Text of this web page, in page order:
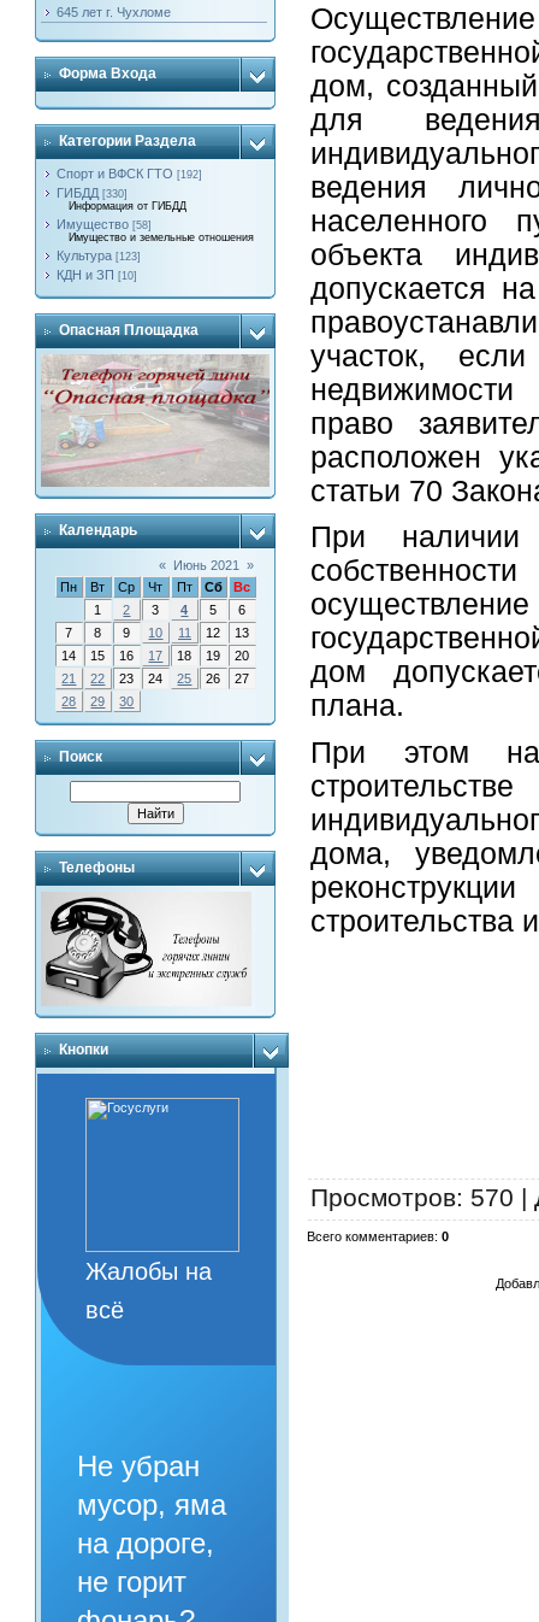
645 лет г. Чухломе
Форма Входа
Категории Раздела
Спорт и ВФСК ГТО [192]
ГИБДД [330]
Информация от ГИБДД
Имущество [58]
Имущество и земельные отношения
Культура [123]
КДН и ЗП [10]
Опасная Площадка
Календарь
« Июнь 2021
»
Пн
Вт Ср Чт Пт Сб
Вс
1
2 3 4 5
6
7
8 9 10 11 12
13
14
15 16 17 18 19
20
21
22 23 24 25 26
27
28
29 30
Поиск
Телефоны
Кнопки
Жалобы на
всё
Не убран
мусор, яма
на дороге,
не горит
дом,
для
ведения
населенного
объекта
допускается
участок,
право
расположен
статьи 70
При наличии
дом
плана.
При этом
дома,
строительства
Просмотров: 570 |
Всего комментариев:0